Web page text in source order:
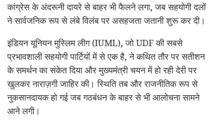
कांग्रेस के अंदरूनी दायरे से बाहर भी फैलने लगा, जब सहयोगी दलों
ने सार्वजनिक रूप से लंबे विलंब पर असहजता जतानी शुरू कर दी।
इंडियन यूनियन मुस्लिम लीग (IUML), जो UDF की सबसे
प्रभावशाली सहयोगी पार्टियों में से एक है, ने कथित तौर पर सतीशन
के समर्थन का संकेत दिया और मुख्यमंत्री चयन में हो रही देरी पर
खुलकर नाराज़गी जाहिर की। स्थिति तब और राजनीतिक रूप से
नुकसानदायक हो गई जब गठबंधन के बाहर से भी आलोचना सामने
आने लगी।